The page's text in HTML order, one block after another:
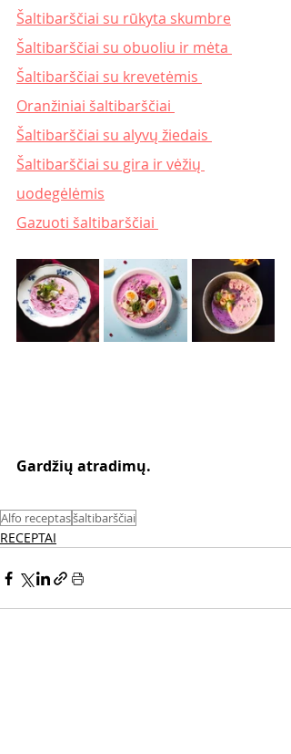
Šaltibarščiai su rūkyta skumbre
Šaltibarščiai su obuoliu ir mėta
Šaltibarščiai su krevetėmis
Oranžiniai šaltibarščiai
Šaltibarščiai su alyvų žiedais
Šaltibarščiai su gira ir vėžių
uodegėlėmis
Gazuoti šaltibarščiai
Gardžių atradimų.
Alfo receptasšaltibarščiai
RECEPTAI